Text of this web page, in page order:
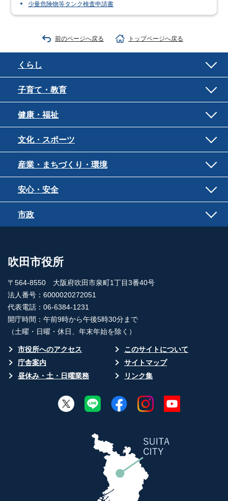
少量危険物等タンク検査申請書
前のページへ戻る トップページへ戻る
くらし
子育て・教育
健康・福祉
文化・スポーツ
産業・まちづくり・環境
安心・安全
市政
吹田市役所
〒564-8550 大阪府吹田市泉町1丁目3番40号
法人番号：6000020272051
代表電話：06-6384-1231
開庁時間：午前9時から午後5時30分まで
（土曜・日曜・休日、年末年始を除く）
市役所へのアクセス
このサイトについて
庁舎案内
サイトマップ
昼休み・土・日曜業務
リンク集